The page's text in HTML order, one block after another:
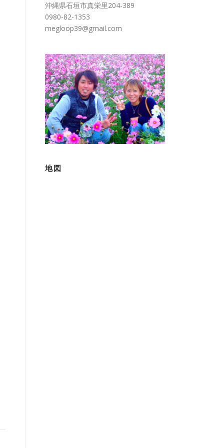
沖縄県石垣市真栄里204-389
0980-82-1353
megloop39@gmail.com
地図